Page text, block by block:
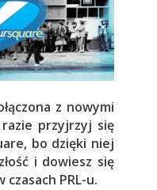
z nowymi
przyjrzyj się
bo dzięki niej
i dowiesz się
czasach PRL-u.